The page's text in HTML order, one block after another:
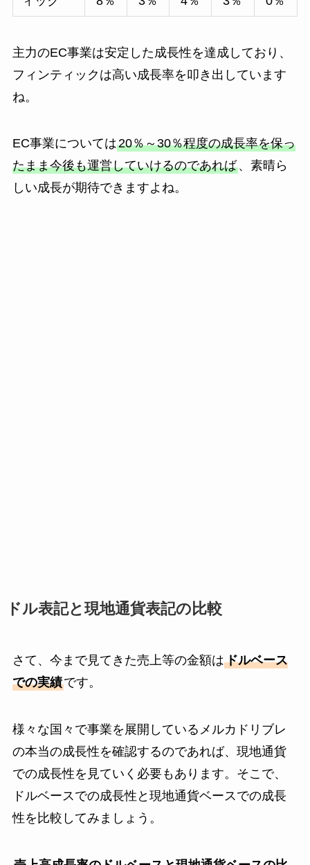
主力のEC事業は安定した成長性を達成しており、
フィンティックは高い成長率を叩き出しています
ね。
EC事業については20％～30％程度の成長率を保っ
たまま今後も運営していけるのであれば、素晴ら
しい成長が期待できますよね。
ドル表記と現地通貨表記の比較
さて、今まで見てきた売上等の金額はドルベース
での実績です。
様々な国々で事業を展開しているメルカドリブレ
の本当の成長性を確認するのであれば、現地通貨
での成長性を見ていく必要もあります。そこで、
ドルベースでの成長性と現地通貨ベースでの成長
性を比較してみましょう。